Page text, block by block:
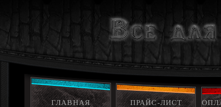
ГЛАВНАЯ ПРАЙС-ЛИСТ